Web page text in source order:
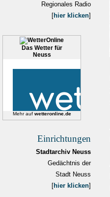
Regionales Radio
[hier klicken]
Das Wetter für
Neuss
Mehr auf wetteronline.de
Einrichtungen
Stadtarchiv Neuss
Gedächtnis der
Stadt Neuss
[hier klicken]